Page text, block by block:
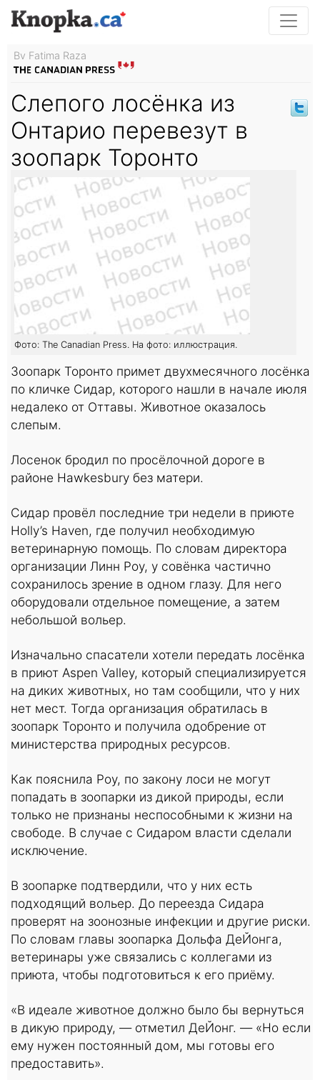
By Fatima Raza
Слепого лосёнка из
Онтарио перевезут в
зоопарк Торонто
Фото: The Canadian Press. На фото: иллюстрация.
Зоопарк Торонто примет двухмесячного лосёнка
по кличке Сидар, которого нашли в начале июля
недалеко от Оттавы. Животное оказалось
слепым.
Лосенок бродил по просёлочной дороге в
районе Hawkesbury без матери.
Сидар провёл последние три недели в приюте
Holly’s Haven, где получил необходимую
ветеринарную помощь. По словам директора
организации Линн Роу, у совёнка частично
сохранилось зрение в одном глазу. Для него
оборудовали отдельное помещение, а затем
небольшой вольер.
Изначально спасатели хотели передать лосёнка
в приют Aspen Valley, который специализируется
на диких животных, но там сообщили, что у них
нет мест. Тогда организация обратилась в
зоопарк Торонто и получила одобрение от
министерства природных ресурсов.
Как пояснила Роу, по закону лоси не могут
попадать в зоопарки из дикой природы, если
только не признаны неспособными к жизни на
свободе. В случае с Сидаром власти сделали
исключение.
В зоопарке подтвердили, что у них есть
подходящий вольер. До переезда Сидара
проверят на зоонозные инфекции и другие риски.
По словам главы зоопарка Дольфа ДеЙонга,
ветеринары уже связались с коллегами из
приюта, чтобы подготовиться к его приёму.
«В идеале животное должно было бы вернуться
в дикую природу, — отметил ДеЙонг. — «Но если
ему нужен постоянный дом, мы готовы его
предоставить».